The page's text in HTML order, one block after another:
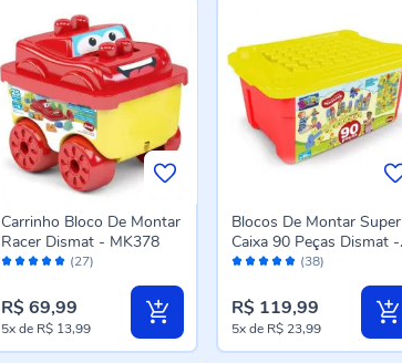
Avaliação: (27)
Carrinho Bloco De Montar
Racer Dismat - MK378
R$ 69,99
5xde R$ 13,99
Avaliação: (38)
Blocos De Montar Super
Caixa 90 Peças Dismat -
MK439
R$ 119,99
5xde R$ 23,99